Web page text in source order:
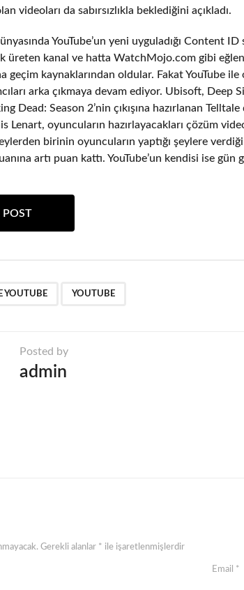
videoları da sabırsızlıkla beklediğini açıkladı.
YouTube’un yeni uyguladığı Content
üreten kanal ve hatta WatchMojo.com gibi
geçim kaynaklarından oldular. Fakat YouTube
arka çıkmaya devam ediyor. Ubisoft,
Dead: Season 2’nin çıkışına hazırlanan
oyuncuların hazırlayacakları çözüm
birinin oyuncuların yaptığı şeylere
artı puan kattı. YouTube’un kendisi ise
POST
YOUTUBE YOUTUBE
Posted by
admin
Gerekli alanlar * ile işaretlenmişlerdir